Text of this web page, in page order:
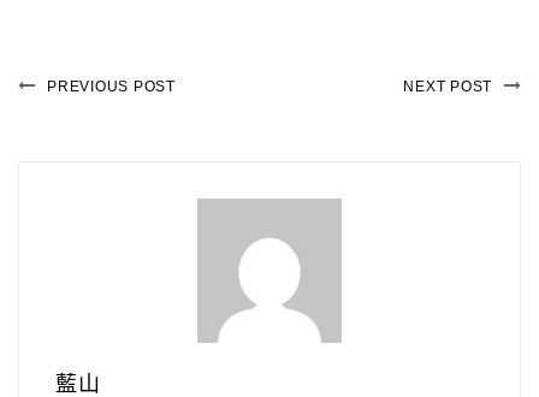
PREVIOUS POST NEXT POST
藍山